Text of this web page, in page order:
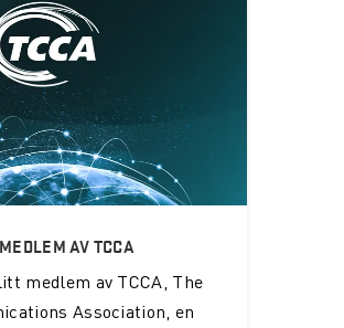
AV TCCA
medlem av TCCA, The
Association, en